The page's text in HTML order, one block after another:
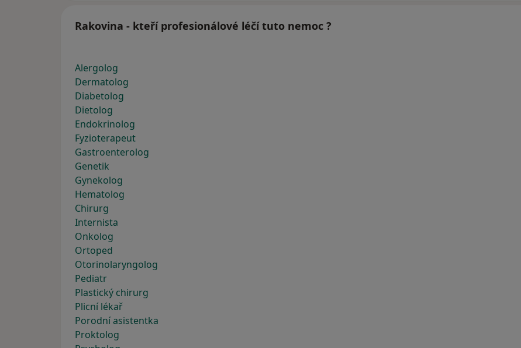
Rakovina - kteří profesionálové léčí tuto nemoc ?
Alergolog
Dermatolog
Diabetolog
Dietolog
Endokrinolog
Fyzioterapeut
Gastroenterolog
Genetik
Gynekolog
Hematolog
Chirurg
Internista
Onkolog
Ortoped
Otorinolaryngolog
Pediatr
Plastický chirurg
Plicní lékař
Porodní asistentka
Proktolog